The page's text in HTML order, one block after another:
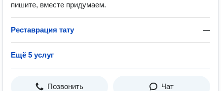
пишите, вместе придумаем.
Реставрация тату —
Ещё 5 услуг
Позвонить Чат